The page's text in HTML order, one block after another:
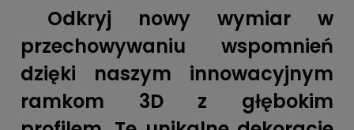
Odkryj nowy wymiar w
przechowywaniu wspomnień
dzięki naszym innowacyjnym
ramkom 3D z głębokim